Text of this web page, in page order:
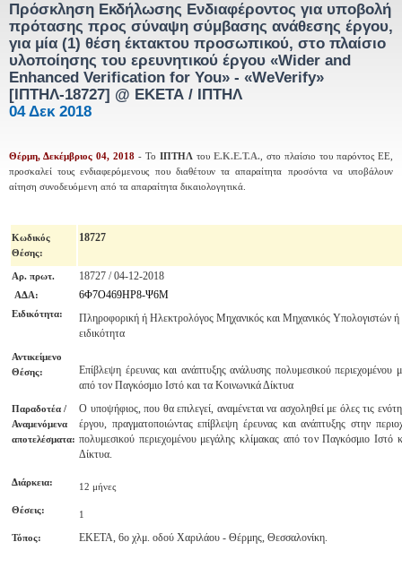
Πρόσκληση Εκδήλωσης Ενδιαφέροντος για υποβολή
πρότασης προς σύναψη σύμβασης ανάθεσης έργου,
για μία (1) θέση έκτακτου προσωπικού, στο πλαίσιο
υλοποίησης του ερευνητικού έργου «Wider and
Enhanced Verification for You» - «WeVerify»
[ΙΠΤΗΛ-18727] @ ΕΚΕΤΑ / ΙΠΤΗΛ
04 Δεκ 2018
Θέρμη, Δεκέμβριος 04, 2018 - Το ΙΠΤΗΛ του Ε.Κ.Ε.Τ.Α. , στο πλαίσιο του παρόντος ΕΕ,
προσκαλεί τους ενδιαφερόμενους που διαθέτουν τα απαραίτητα προσόντα να υποβάλουν
αίτηση συνοδευόμενη από τα απαραίτητα δικαιολογητικά.
Κωδικός
Θέσης:
18727
Αρ. πρωτ. 18727 / 04-12-2018
ΑΔΑ: 6Φ7Ο469ΗΡ8-Ψ6Μ
Ειδικότητα:
Πληροφορική ή Ηλεκτρολόγος Μηχανικός και Μηχανικός Υπολογιστών ή
ειδικότητα
Αντικείμενο
Θέσης:
Επίβλεψη έρευνας και ανάπτυξης ανάλυσης πολυμεσικού περιεχομένου
από τον Παγκόσμιο Ιστό και τα Κοινωνικά Δίκτυα
Παραδοτέα /
Αναμενόμενα
αποτελέσματα:
Ο υποψήφιος, που θα επιλεγεί, αναμένεται να ασχοληθεί με όλες τις
έργου, πραγματοποιώντας επίβλεψη έρευνας και ανάπτυξης στην
πολυμεσικού περιεχομένου μεγάλης κλίμακας από τον Παγκόσμιο Ιστό
Δίκτυα.
Διάρκεια: 12 μήνες
Θέσεις: 1
Τόπος: ΕΚΕΤΑ, 6ο χλμ. οδού Χαριλάου - Θέρμης, Θεσσαλονίκη.